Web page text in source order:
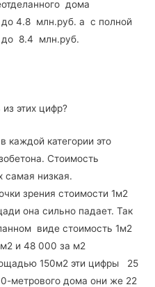
дома
до 4.8 млн.руб. а с полной
до 8.4 млн.руб.
этих цифр?
каждой категории это
Стоимость
самая низкая.
зрения стоимости 1м2
она сильно падает. Так
виде стоимость 1м2
и 48 000 за м2
150м2 эти цифры 25
метрового дома они же 22